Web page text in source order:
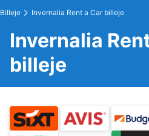
Billeje Invernalia Rent a Car billeje
Invernalia
billeje